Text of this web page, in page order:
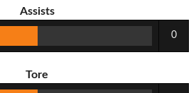
Assists
0
Tore